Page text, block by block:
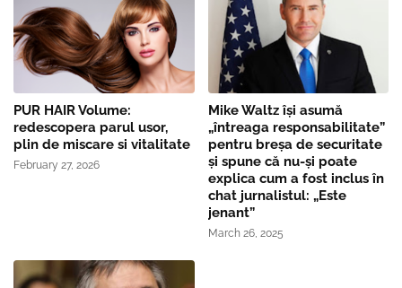
PUR HAIR Volume:
redescopera parul usor,
plin de miscare si vitalitate
February 27, 2026
Mike Waltz îşi asumă
„întreaga responsabilitate”
pentru breşa de securitate
și spune că nu-și poate
explica cum a fost inclus în
chat jurnalistul: „Este
jenant”
March 26, 2025